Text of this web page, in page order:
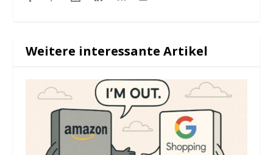
Weitere interessante Artikel